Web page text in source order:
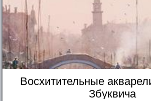
Восхитительные
Збуквича